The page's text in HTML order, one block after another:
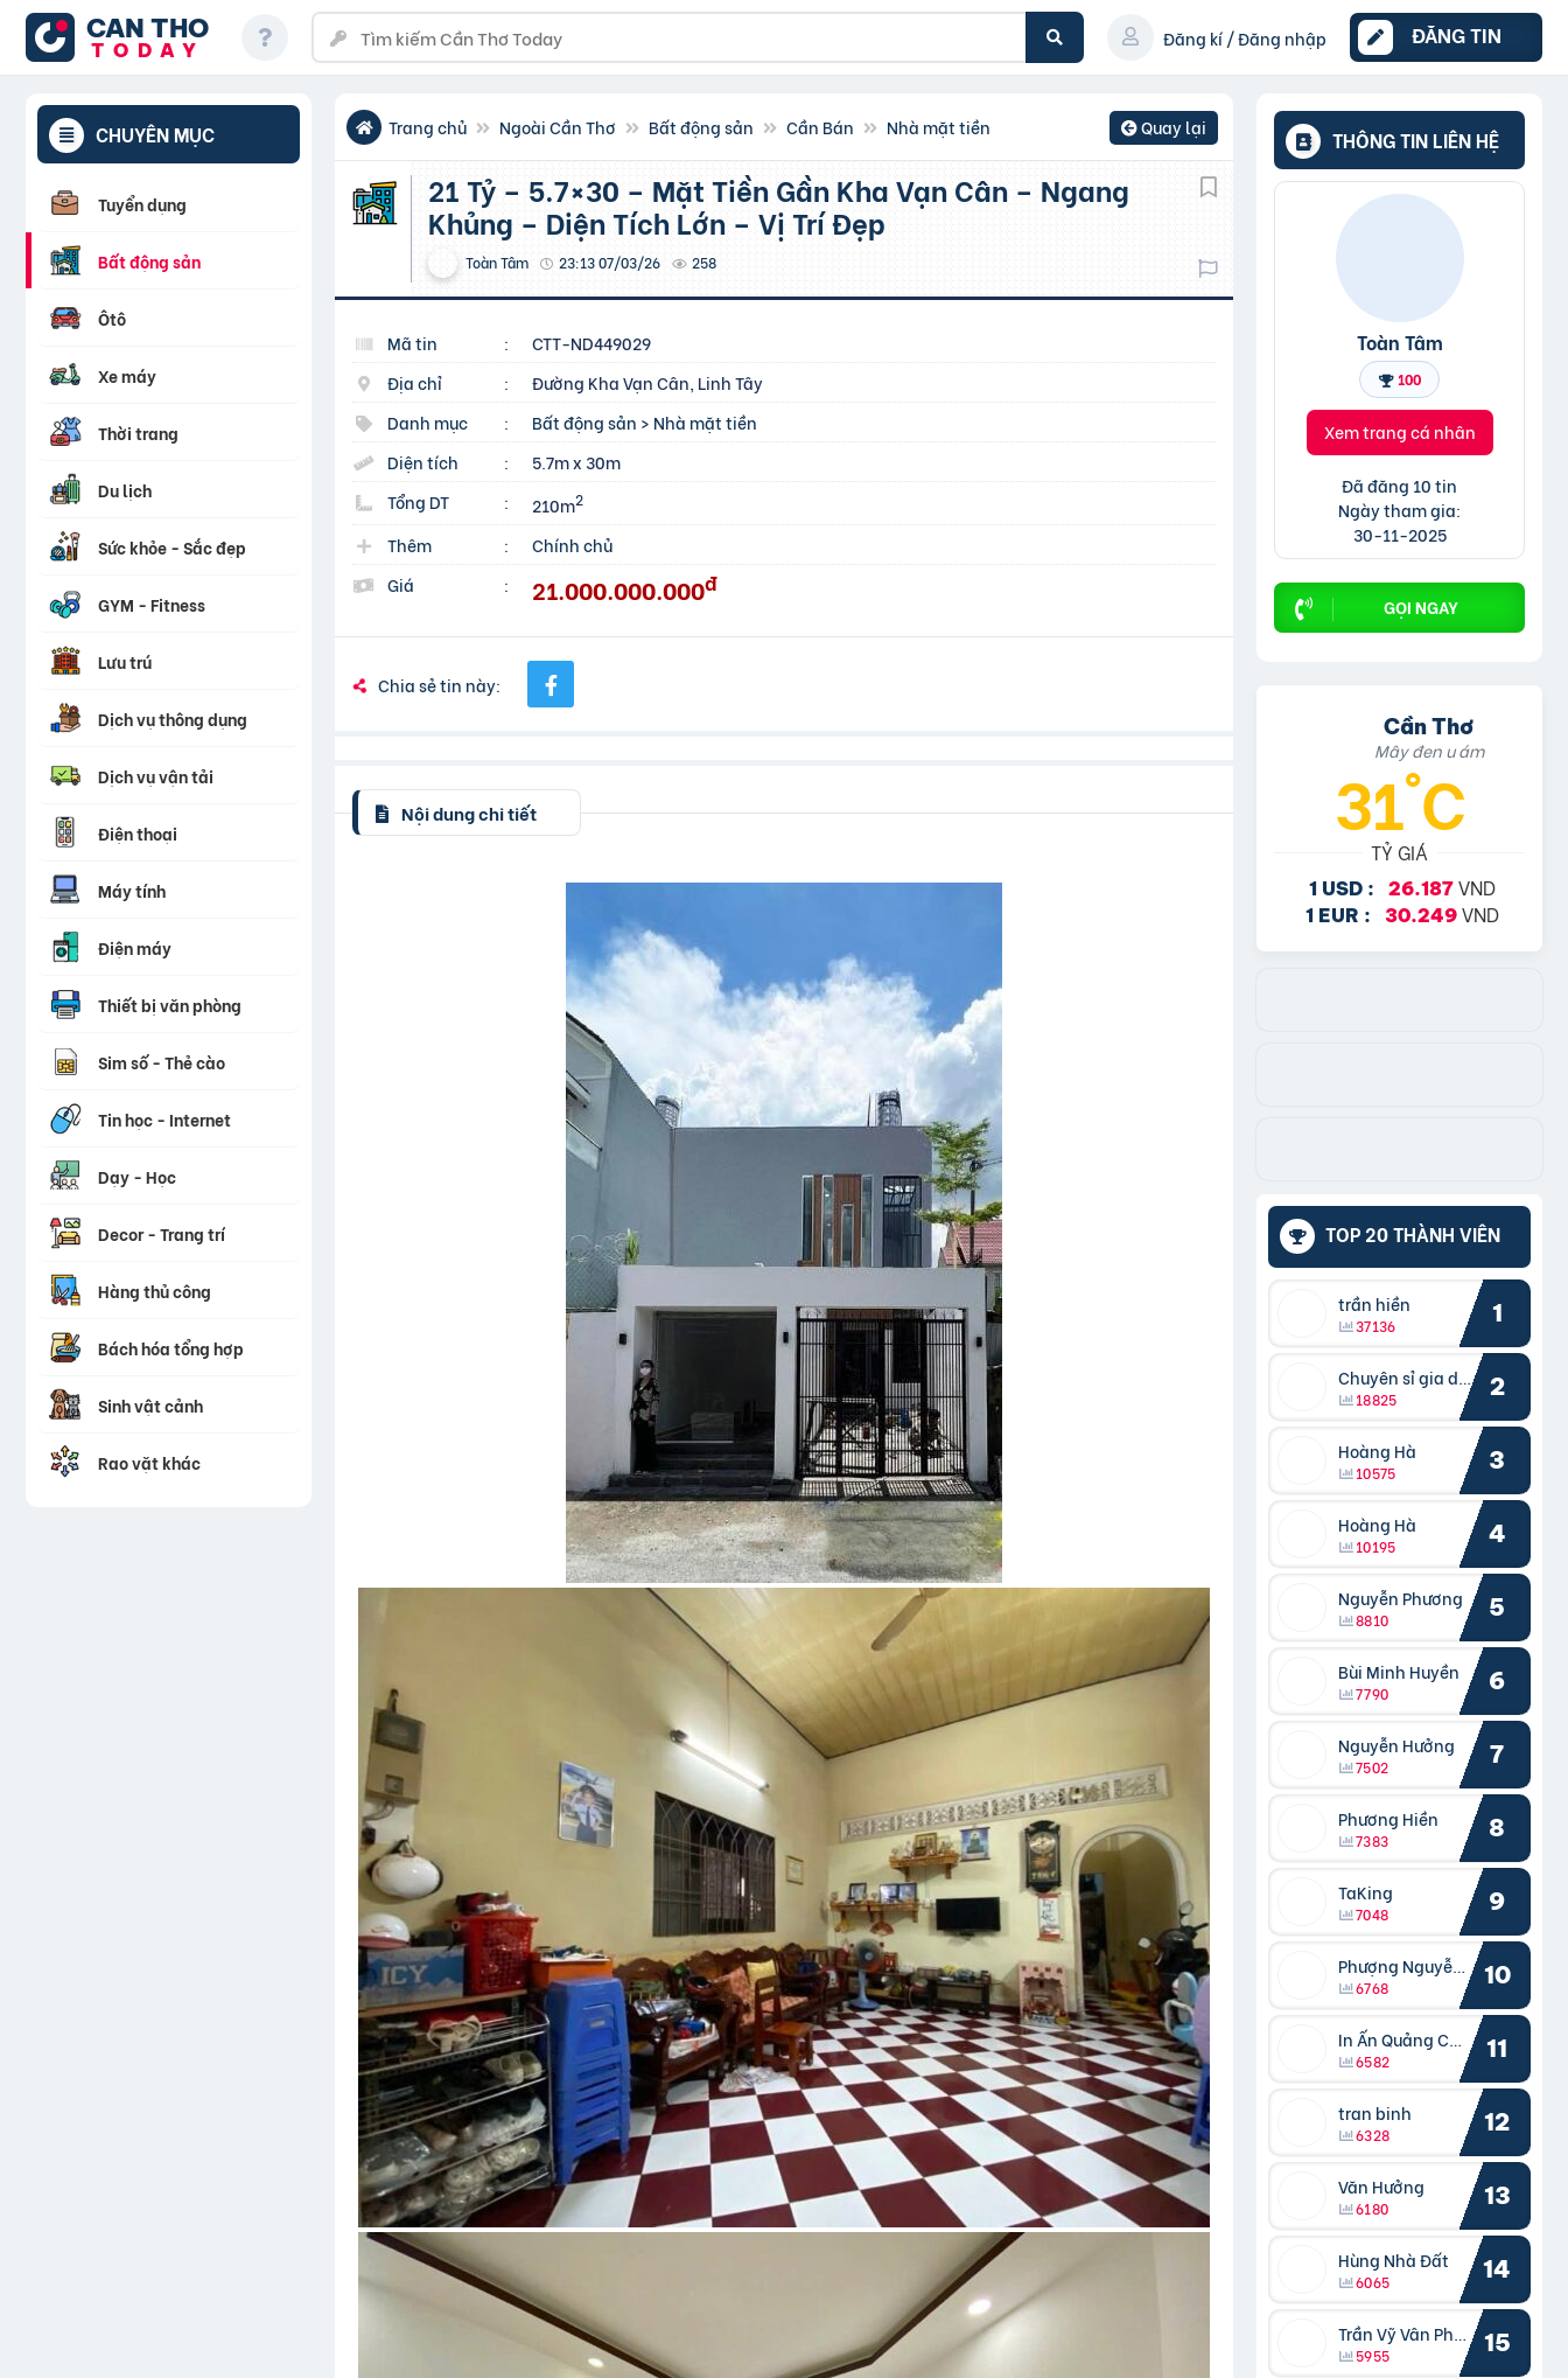
CAN THO
TODAY
Đăng kí / Đăng nhập ĐĂNG TIN
CHUYÊN MỤC
Tuyển dụng
Bất động sản
Ôtô
Xe máy
Thời trang
Du lịch
Sức khỏe - Sắc đẹp
GYM - Fitness
Lưu trú
Dịch vụ thông dụng
Dịch vụ vận tải
Điện thoại
Máy tính
Điện máy
Thiết bị văn phòng
Sim số - Thẻ cào
Tin học - Internet
Dạy - Học
Decor - Trang trí
Hàng thủ công
Bách hóa tổng hợp
Sinh vật cảnh
Rao vặt khác
Trang chủ Ngoài Cần Thơ Bất động sản Cần Bán Nhà mặt tiền Quay lại
21 Tỷ – 5.7×30 – Mặt Tiền Gần Kha Vạn Cân – Ngang
Khủng – Diện Tích Lớn – Vị Trí Đẹp
Toàn Tâm 23:13 07/03/26 258
Mã tin :
CTT-ND449029
Địa chỉ
:
Đường Kha Vạn Cân, Linh Tây
Danh mục
: Bất động sản > Nhà mặt tiền
Diện tích
:
5.7m x 30m
Tổng DT
: 210m2
Thêm :
Chính chủ
Giá
: 21.000.000.000đ
Chia sẻ tin này:
Nội dung chi tiết
THÔNG TIN LIÊN HỆ
Toàn Tâm
100
Xem trang cá nhân
Đã đăng 10 tin
Ngày tham gia:
30-11-2025
GỌI NGAY
Cần Thơ
Mây đen u ám
31°C
TỶ GIÁ
1 USD : 26.187VND
1 EUR : 30.249VND
TOP 20 THÀNH VIÊN
trần hiền
37136 1
Chuyên sỉ gia dụng
18825 2
Hoàng Hà
10575 3
Hoàng Hà
10195 4
Nguyễn Phương
8810 5
Bùi Minh Huyền
7790 6
Nguyễn Hưởng
7502 7
Phương Hiền
7383 8
TaKing
7048 9
Phượng Nguyễn Phượng
6768 10
In Ấn Quảng Cáo Cần Thơ
6582 11
tran binh
6328 12
Văn Hưởng
6180 13
Hùng Nhà Đất
6065 14
Trần Vỹ Vân Phong
5955 15